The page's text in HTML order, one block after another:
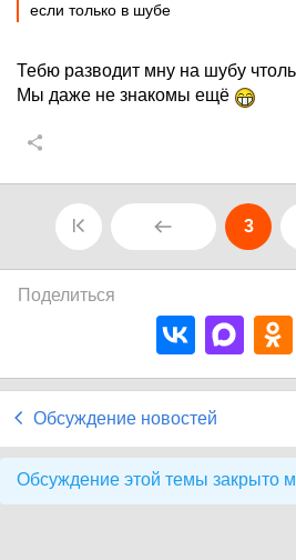
если только в шубе
Тебю разводит мну на шубу
Мы даже не знакомы ещё
3
Поделиться
Обсуждение новостей
Обсуждение этой темы закрыто